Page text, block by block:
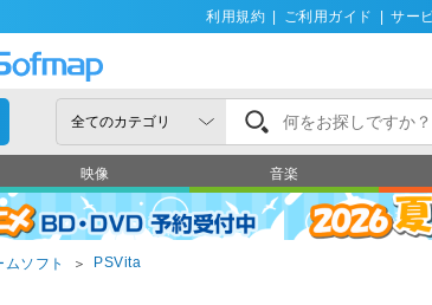
利用規約 ご利用ガイド サー
映像 音楽
ムソフト ＞ PSVita